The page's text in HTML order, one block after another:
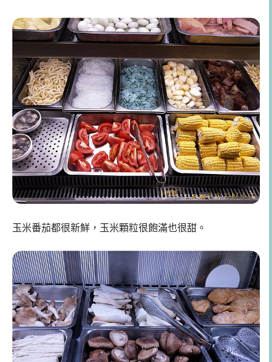
玉米番茄都很新鮮，玉米顆粒很飽滿也很甜。